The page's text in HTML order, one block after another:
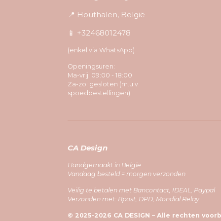
📍 Houthalen, België
📱 +32468012478
(enkel via WhatsApp)
Openingsuren:
Ma-vrij: 09:00 - 18:00
Za-zo: gesloten (m.u.v.
spoedbestellingen)
CA Design
Handgemaakt in België
Vandaag besteld = morgen verzonden
Veilig te betalen met Bancontact, IDEAL, Paypal
Verzonden met: Bpost, DPD, Mondial Relay
© 2025-2026 CA DESIGN – Alle rechten